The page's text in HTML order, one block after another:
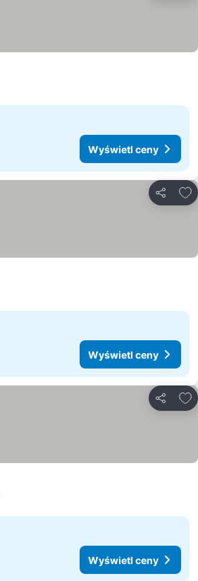
Wyświetl ceny
Wyświetl ceny
Wyświetl ceny